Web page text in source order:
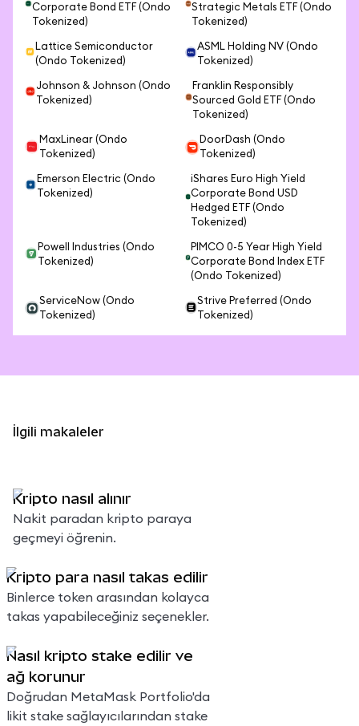
Corporate Bond ETF (Ondo
Tokenized)
Strategic Metals ETF (Ondo
Tokenized)
Lattice Semiconductor
(Ondo Tokenized)
ASML Holding NV (Ondo
Tokenized)
Johnson & Johnson (Ondo
Tokenized)
Franklin Responsibly
Sourced Gold ETF (Ondo
Tokenized)
MaxLinear (Ondo
Tokenized)
DoorDash (Ondo
Tokenized)
Emerson Electric (Ondo
Tokenized)
iShares Euro High Yield
Corporate Bond USD
Hedged ETF (Ondo
Tokenized)
Powell Industries (Ondo
Tokenized)
PIMCO 0-5 Year High Yield
Corporate Bond Index ETF
(Ondo Tokenized)
ServiceNow (Ondo
Tokenized)
Strive Preferred (Ondo
Tokenized)
İlgili makaleler
Kripto nasıl alınır
Nakit paradan kripto paraya
geçmeyi öğrenin.
Kripto para nasıl takas edilir
Binlerce token arasından kolayca
takas yapabileceğiniz seçenekler.
Nasıl kripto stake edilir ve
ağ korunur
Doğrudan MetaMask Portfolio'da
likit stake sağlayıcılarından stake